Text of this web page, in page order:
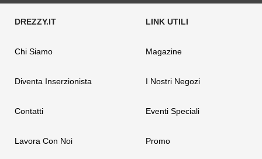
Chi Siamo
Diventa Inserzionista
Contatti
Lavora Con Noi
Magazine
I Nostri Negozi
Eventi Speciali
Promo